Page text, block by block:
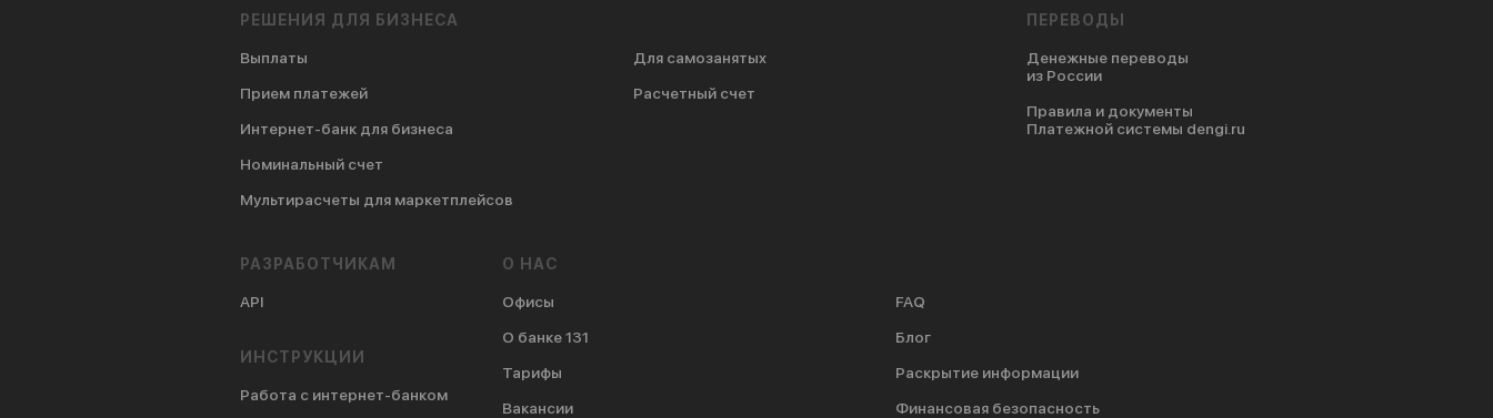
РЕШЕНИЯ ДЛЯ БИЗНЕСА
Выплаты
Прием платежей
Интернет-банк для бизнеса
Номинальный счет
Мультирасчеты для маркетплейсов
Для самозанятых
Расчетный счет
ПЕРЕВОДЫ
Денежные переводы
из России
Правила и документы
Платежной системы dengi.ru
РАЗРАБОТЧИКАМ
API
ИНСТРУКЦИИ
Работа с интернет-банком
О НАС
Офисы
О банке 131
Тарифы
Вакансии
FAQ
Блог
Раскрытие информации
Финансовая безопасность